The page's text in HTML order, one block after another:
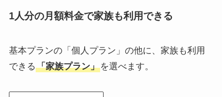
1人分の月額料金で家族も利用できる
基本プランの「個人プラン」の他に、家族も利用
できる「家族プラン」を選べます。